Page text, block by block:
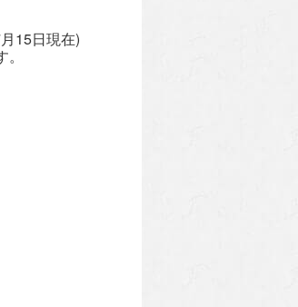
15日現在)